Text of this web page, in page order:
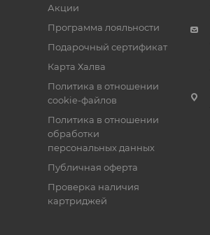
Акции
Программа лояльности
Подарочный сертификат
Карта Халва
Политика в отношении
cookie-файлов
Политика в отношении
обработки
персональных данных
Публичная оферта
Проверка наличия
картриджей